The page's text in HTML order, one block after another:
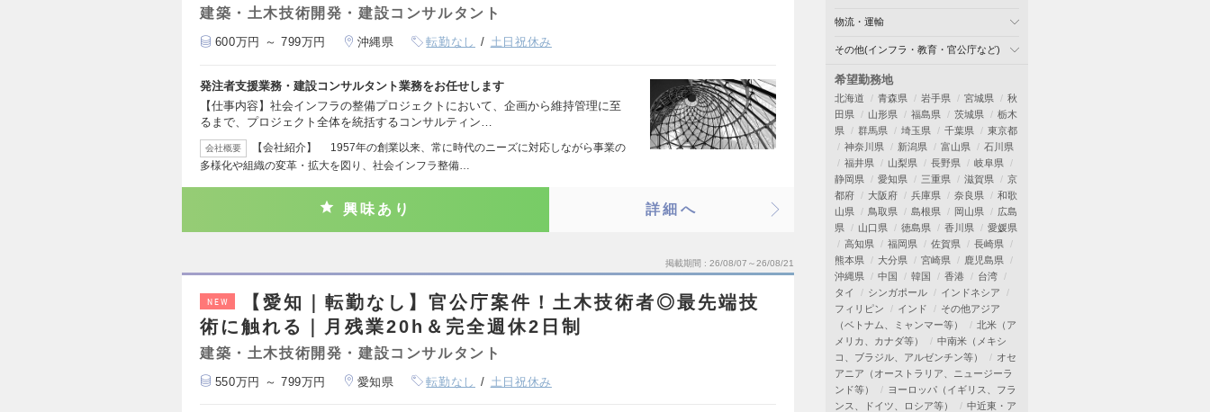
建築・土木技術開発・建設コンサルタント
600万円 ～ 799万円 沖縄県 転勤なし 土日祝休み
発注者支援業務・建設コンサルタント業務をお任せします
【仕事内容】社会インフラの整備プロジェクトにおいて、企画から維持管理に至
るまで、プロジェクト全体を統括するコンサルティン…
会社概要
【会社紹介】 1957年の創業以来、常に時代のニーズに対応しながら事業の
多様化や組織の変革・拡大を図り、社会インフラ整備…
興味あり 詳細へ
掲載期間 26/08/07～26/08/21
NEW
【愛知｜転勤なし】官公庁案件！土木技術者◎最先端技
術に触れる｜月残業20h＆完全週休2日制
建築・土木技術開発・建設コンサルタント
550万円 ～ 799万円 愛知県 転勤なし 土日祝休み
物流・運輸
その他(インフラ・教育・官公庁など)
希望勤務地
北海道 青森県 岩手県 宮城県
秋
田県
山形県 福島県 茨城県
栃木
県
群馬県 埼玉県 千葉県
東京都
神奈川県
新潟県 富山県
石川県
福井県
山梨県 長野県
岐阜県
静岡県
愛知県 三重県 滋賀県
京
都府
大阪府 兵庫県 奈良県
和歌
山県
鳥取県 島根県 岡山県
広島
県
山口県 徳島県 香川県
愛媛県
高知県
福岡県 佐賀県
長崎県
熊本県
大分県 宮崎県
鹿児島県
沖縄県
中国 韓国 香港
台湾
タイ
シンガポール
インドネシア
フィリピン
インド
その他アジア
（ベトナム、ミャンマー等）
北米（ア
メリカ、カナダ等）
中南米（メキシ
コ、ブラジル、アルゼンチン等）
オセ
アニア（オーストラリア、ニュージーラ
ンド等）
ヨーロッパ（イギリス、フラ
ンス、ドイツ、ロシア等）
中近東・ア